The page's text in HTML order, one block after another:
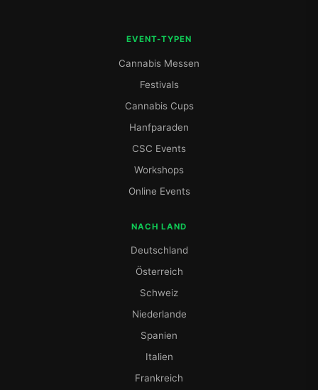
EVENT-TYPEN
Cannabis Messen
Festivals
Cannabis Cups
Hanfparaden
CSC Events
Workshops
Online Events
NACH LAND
Deutschland
Österreich
Schweiz
Niederlande
Spanien
Italien
Frankreich